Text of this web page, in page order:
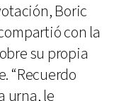
Boric
con la
su propia
“Recuerdo
urna, le